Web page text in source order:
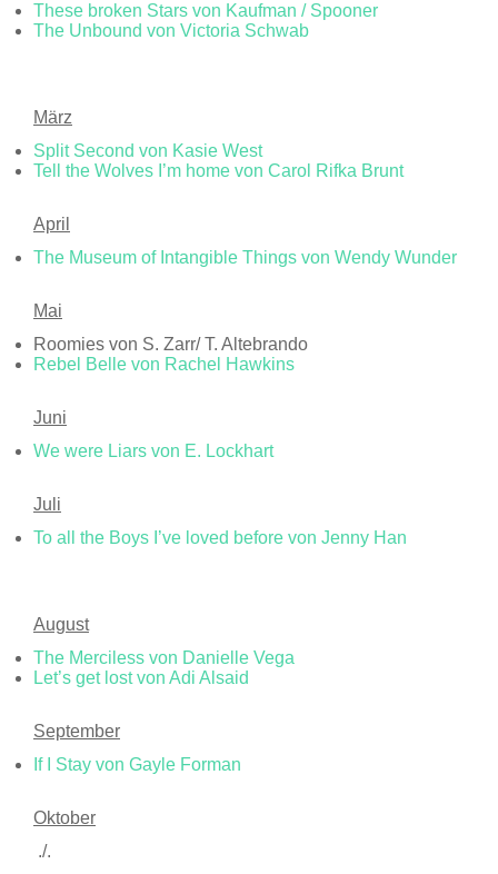
These broken Stars von Kaufman / Spooner
The Unbound von Victoria Schwab
März
Split Second von Kasie West
Tell the Wolves I’m home von Carol Rifka Brunt
April
The Museum of Intangible Things von Wendy Wunder
Mai
Roomies von S. Zarr/ T. Altebrando
Rebel Belle von Rachel Hawkins
Juni
We were Liars von E. Lockhart
Juli
To all the Boys I’ve loved before von Jenny Han
August
The Merciless von Danielle Vega
Let’s get lost von Adi Alsaid
September
If I Stay von Gayle Forman
Oktober
./.